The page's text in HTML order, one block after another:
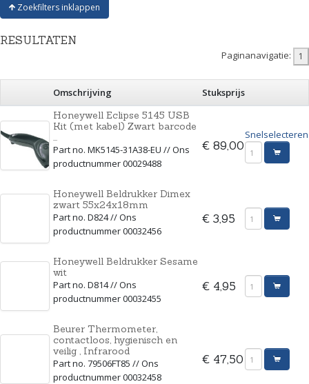
Zoekfilters inklappen
RESULTATEN
Paginanavigatie:
Omschrijving
Stuksprijs
Honeywell Eclipse 5145 USB
Kit (met kabel) Zwart barcode
...
Part no. MK5145-31A38-EU // Ons
productnummer 00029488
€ 89,00
Snelselecteren
Honeywell Beldrukker Dimex
zwart 55x24x18mm
Part no. D824 // Ons
productnummer 00032456
€ 3,95
Honeywell Beldrukker Sesame
wit
Part no. D814 // Ons
productnummer 00032455
€ 4,95
Beurer Thermometer,
contactloos, hygienisch en
veilig , Infrarood
Part no. 79506FT85 // Ons
productnummer 00032458
€ 47,50